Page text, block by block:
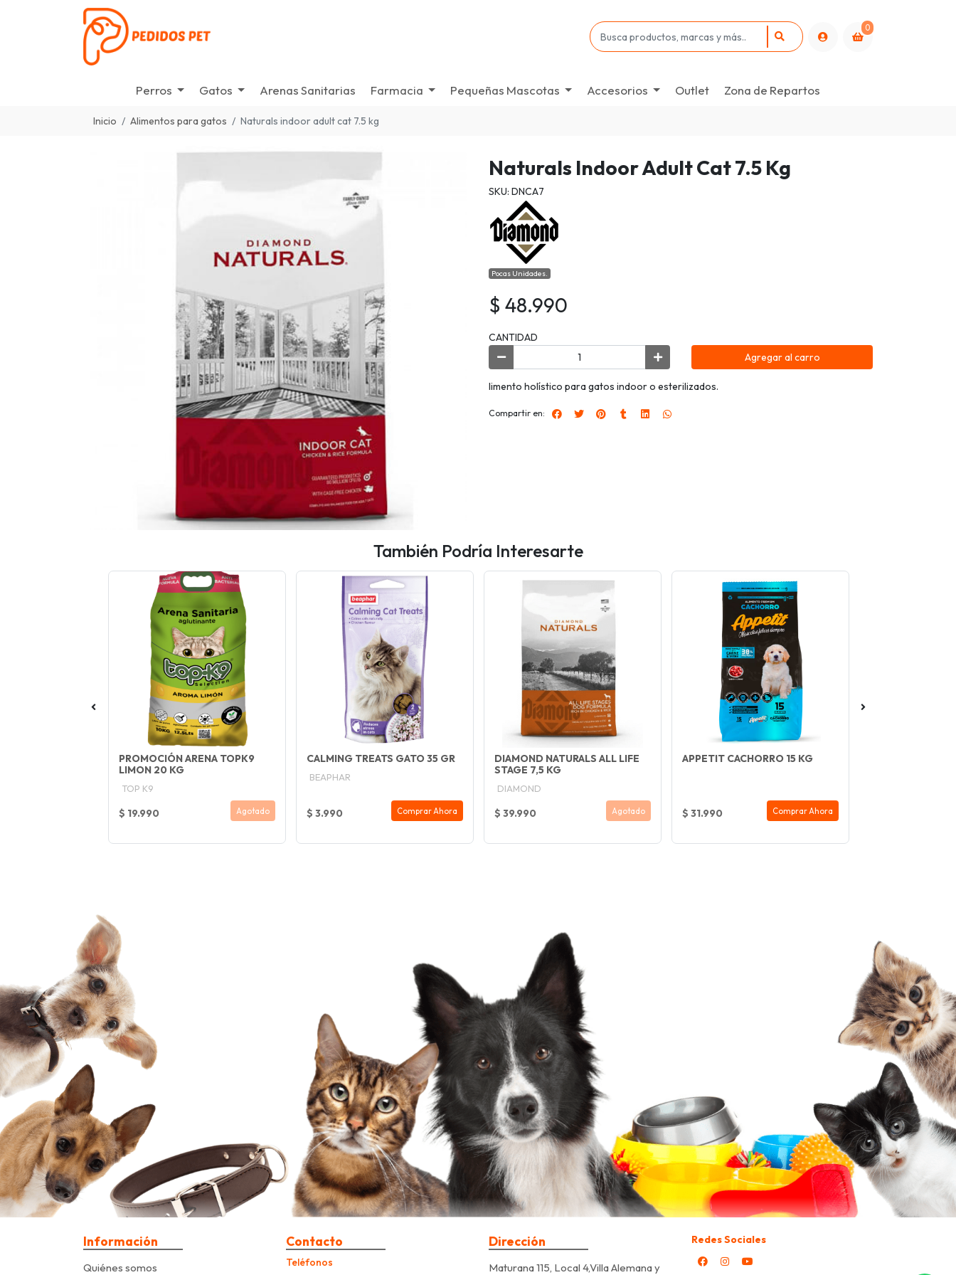
0
Perros Gatos Arenas Sanitarias Farmacia Pequeñas Mascotas Accesorios Outlet Zona de Repartos
Inicio Alimentos para gatos Naturals indoor adult cat 7.5 kg
Naturals Indoor Adult Cat 7.5 Kg
SKU: DNCA7
Pocas Unidades.
$ 48.990
CANTIDAD
Agregar al carro
limento holístico para gatos indoor o esterilizados.
Compartir en:
También Podría Interesarte
PROMOCIÓN ARENA TOPK9
LIMON 20 KG
TOP K9
$ 19.990 Agotado
CALMING TREATS GATO 35 GR
BEAPHAR
$ 3.990 Comprar Ahora
DIAMOND NATURALS ALL LIFE
STAGE 7,5 KG
DIAMOND
$ 39.990 Agotado
APPETIT CACHORRO 15 KG
$ 31.990 Comprar Ahora
Información
Quiénes somos
Contacto
Teléfonos
Dirección
Maturana 115, Local 4,Villa Alemana y
Redes Sociales